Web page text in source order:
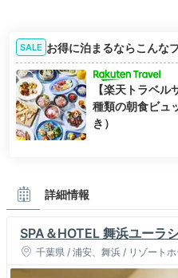
SALE お得に泊まるならこんな
【楽天トラベ
種類の朝食ビュ
き）
詳細情報
SPA＆HOTEL 舞浜ユーラ
千葉県 / 浦安、舞浜 / リゾート